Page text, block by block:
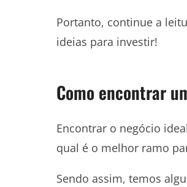
Portanto, continue a
ideias para investir!
Como encontrar
Encontrar o negócio
qual é o melhor ramo
Sendo assim, temos